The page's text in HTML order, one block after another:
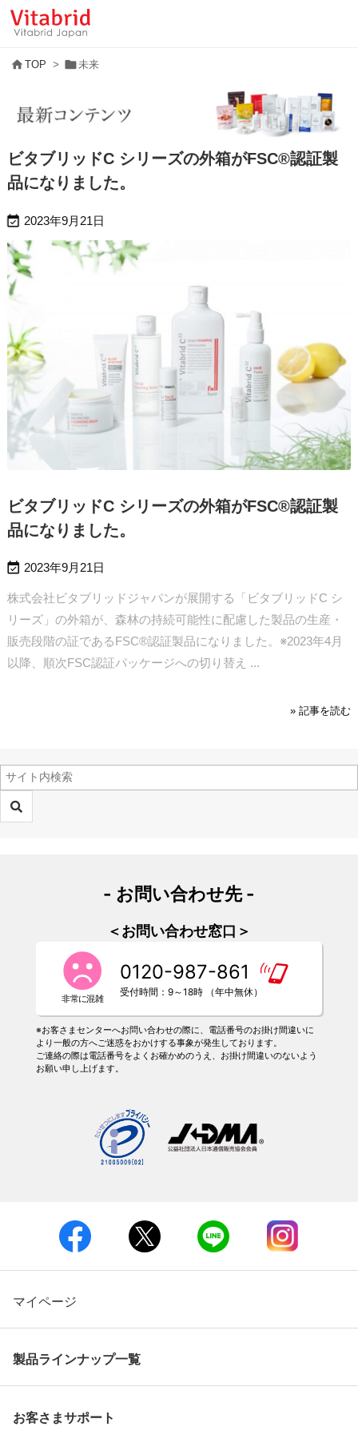
 TOP > 未来
ビタブリッドC シリーズの外箱がFSC®認証製
品になりました。
 2023年9月21日
ビタブリッドC シリーズの外箱がFSC®認証製
品になりました。
 2023年9月21日
株式会社ビタブリッドジャパンが展開する「ビタブリッドC シ
リーズ」の外箱が、森林の持続可能性に配慮した製品の生産・
販売段階の証であるFSC®認証製品になりました。 ※2023年4月
以降、順次FSC認証パッケージへの切り替え ...
» 記事を読む
- お問い合わせ先 -
＜お問い合わせ窓口＞
0120-987-861
受付時間：9～18時 （年中無休）
※お客さまセンターへお問い合わせの際に、電話番号のお掛け間違いに
より一般の方へご迷惑をおかけする事象が発生しております。
ご連絡の際は電話番号をよくお確かめのうえ、お掛け間違いのないよう
お願い申し上げます。
マイページ
製品ラインナップ一覧
お客さまサポート